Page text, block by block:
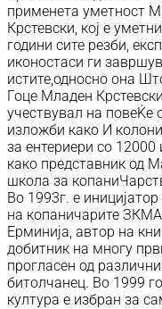
применета уметност
Крстевски, кој е
години сите резби,
иконостаси ги
истите,односно она
Гоце Младен
учествувал на повеЌе
изложби како И
за ентериери со
како представник од
школа за
Во 1993г. е
на копаничарите
Ерминија, автор на
добитник на многу
прогласен од
битолчанец. Во 1999
култура е избран за